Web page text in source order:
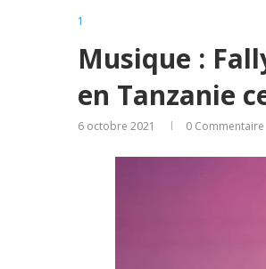
1
Musique :
en Tanzanie
6 octobre 2021 0 Commentaire